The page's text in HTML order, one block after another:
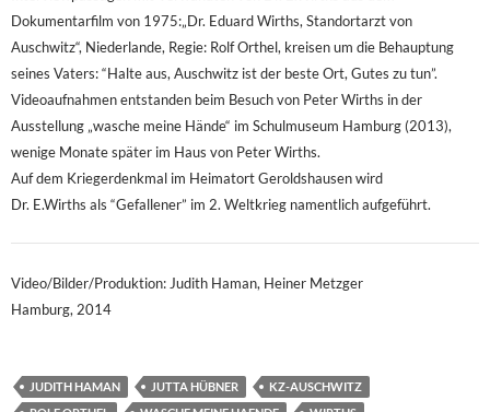
Dokumentarfilm von 1975:„Dr. Eduard Wirths, Standortarzt von
Auschwitz“, Niederlande, Regie: Rolf Orthel, kreisen um die Behauptung
seines Vaters: “Halte aus, Auschwitz ist der beste Ort, Gutes zu tun”.
Videoaufnahmen entstanden beim Besuch von Peter Wirths in der
Ausstellung „wasche meine Hände“ im Schulmuseum Hamburg (2013),
wenige Monate später im Haus von Peter Wirths.
Auf dem Kriegerdenkmal im Heimatort Geroldshausen wird
Dr. E.Wirths als “Gefallener” im 2. Weltkrieg namentlich aufgeführt.
Video/Bilder/Produktion: Judith Haman, Heiner Metzger
Hamburg, 2014
JUDITH HAMAN JUTTA HÜBNER
KZ-AUSCHWITZ